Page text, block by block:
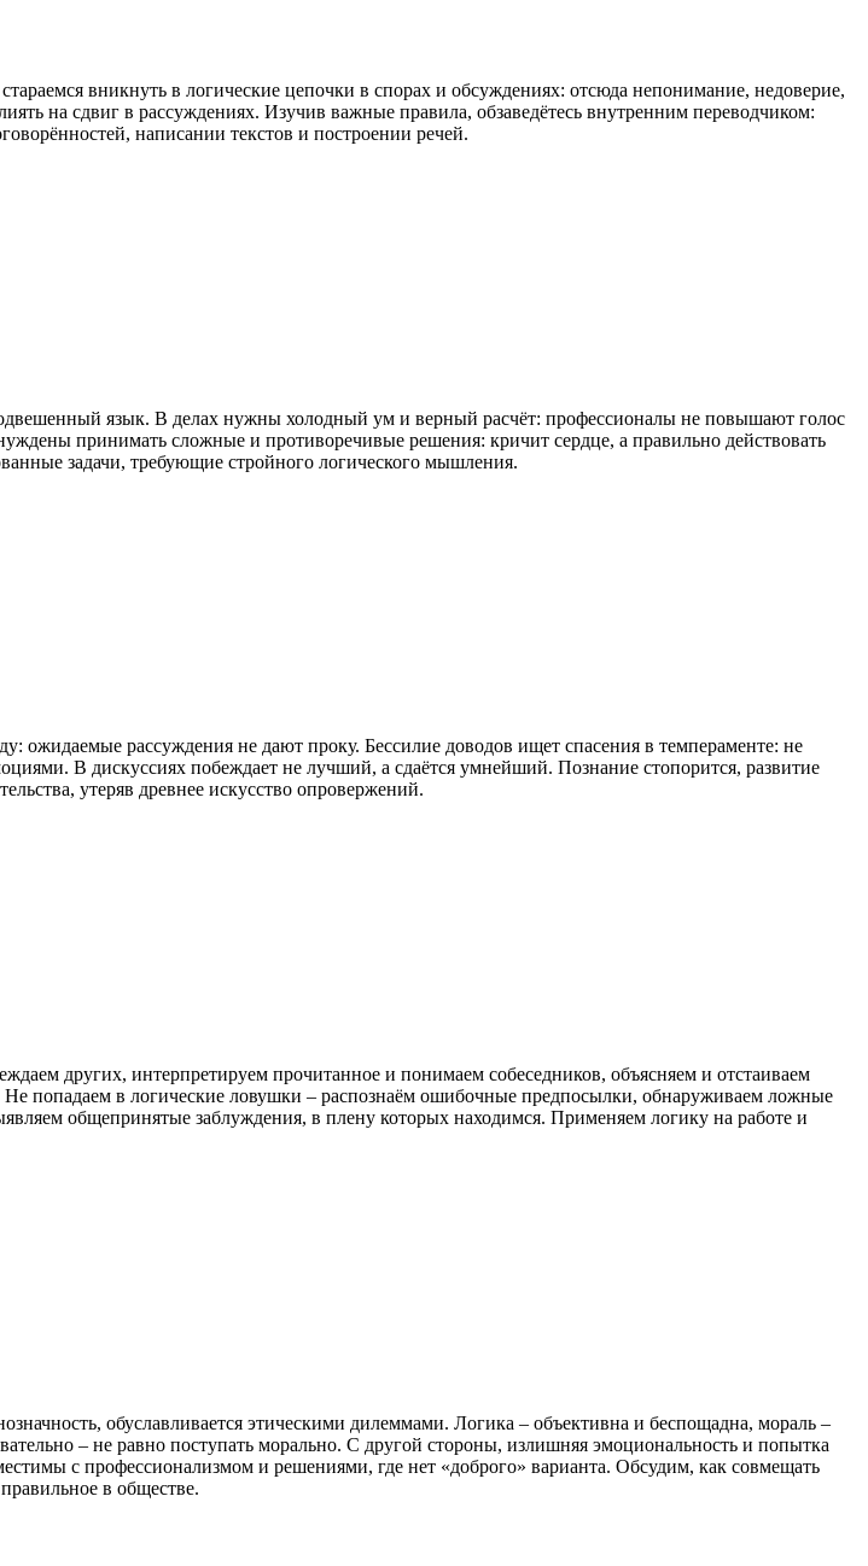
вникнуть в логические цепочки в спорах и обсуждениях: отсюда непонимание, недоверие,
на сдвиг в рассуждениях. Изучив важные правила, обзаведётесь внутренним переводчиком:
написании текстов и построении речей.
язык. В делах нужны холодный ум и верный расчёт: профессионалы не повышают голос
принимать сложные и противоречивые решения: кричит сердце, а правильно действовать
задачи, требующие стройного логического мышления.
ожидаемые рассуждения не дают проку. Бессилие доводов ищет спасения в темпераменте: не
В дискуссиях побеждает не лучший, а сдаётся умнейший. Познание стопорится, развитие
утеряв древнее искусство опровержений.
других, интерпретируем прочитанное и понимаем собеседников, объясняем и отстаиваем
Не попадаем в логические ловушки – распознаём ошибочные предпосылки, обнаруживаем ложные
общепринятые заблуждения, в плену которых находимся. Применяем логику на работе и
обуславливается этическими дилеммами. Логика – объективна и беспощадна, мораль –
– не равно поступать морально. С другой стороны, излишняя эмоциональность и попытка
с профессионализмом и решениями, где нет «доброго» варианта. Обсудим, как совмещать
в обществе.